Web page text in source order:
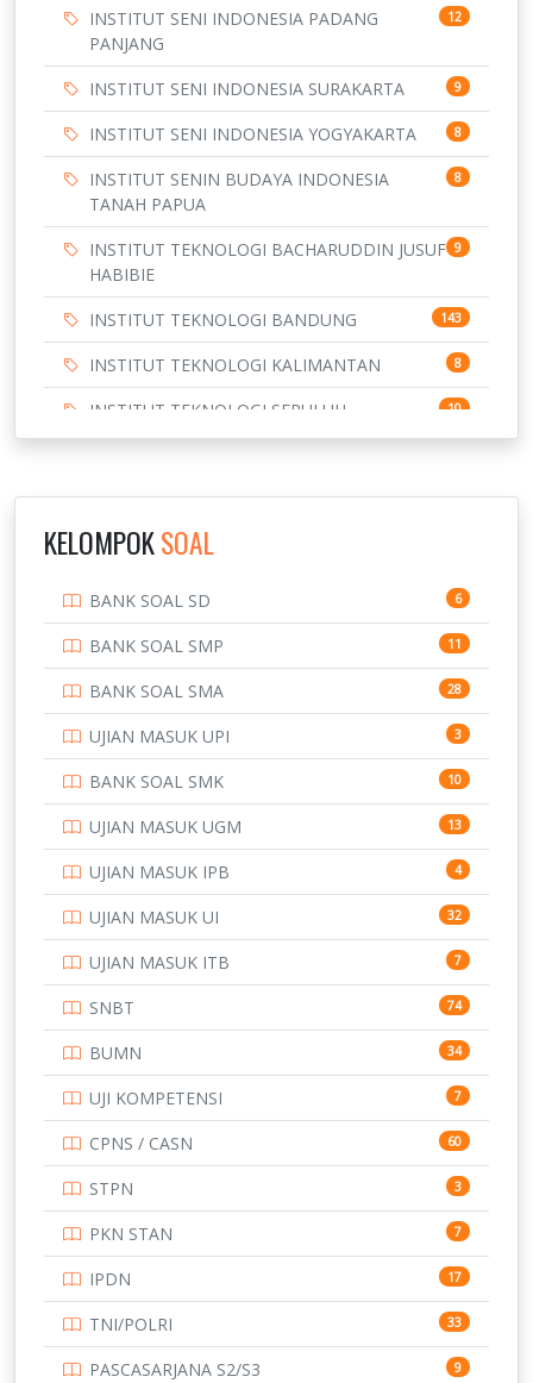
INSTITUT SENI INDONESIA PADANG
PANJANG
12
INSTITUT SENI INDONESIA SURAKARTA 9
INSTITUT SENI INDONESIA YOGYAKARTA 8
INSTITUT SENIN BUDAYA INDONESIA
TANAH PAPUA
8
INSTITUT TEKNOLOGI BACHARUDDIN JUSUF
HABIBIE
9
INSTITUT TEKNOLOGI BANDUNG 143
INSTITUT TEKNOLOGI KALIMANTAN 8
INSTITUT TEKNOLOGI SEPULUH
NOVEMBER
10
3
169
7
PTDI STTD 4
133
SMA 146
SMK 231
SMP 134
STIP 2
153
345
UNIVERSITAS AIRLANGGA 15
16
15
15
14
14
KELOMPOKSOAL
BANK SOAL SD 6
BANK SOAL SMP 11
BANK SOAL SMA 28
UJIAN MASUK UPI 3
BANK SOAL SMK 10
UJIAN MASUK UGM 13
UJIAN MASUK IPB 4
UJIAN MASUK UI 32
UJIAN MASUK ITB 7
SNBT 74
BUMN 34
UJI KOMPETENSI 7
CPNS / CASN 60
STPN 3
PKN STAN 7
IPDN 17
TNI/POLRI 33
PASCASARJANA S2/S3 9